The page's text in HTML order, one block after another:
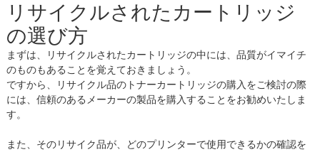
リサイクルされたカートリッジ
の選び方
まずは、リサイクルされたカートリッジの中には、品質がイマイチ
のものもあることを覚えておきましょう。
ですから、リサイクル品のトナーカートリッジの購入をご検討の際
には、信頼のあるメーカーの製品を購入することをお勧めいたしま
す。
また、そのリサイク品が、どのプリンターで使用できるかの確認を